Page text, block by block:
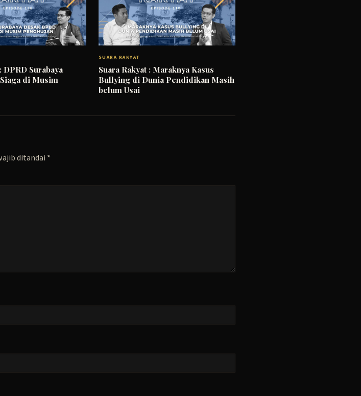
DPRD Surabaya
di Musim
SUARA RAKYAT
Suara Rakyat : Maraknya Kasus
Bullying di Dunia Pendidikan Masih
belum Usai
ditandai *